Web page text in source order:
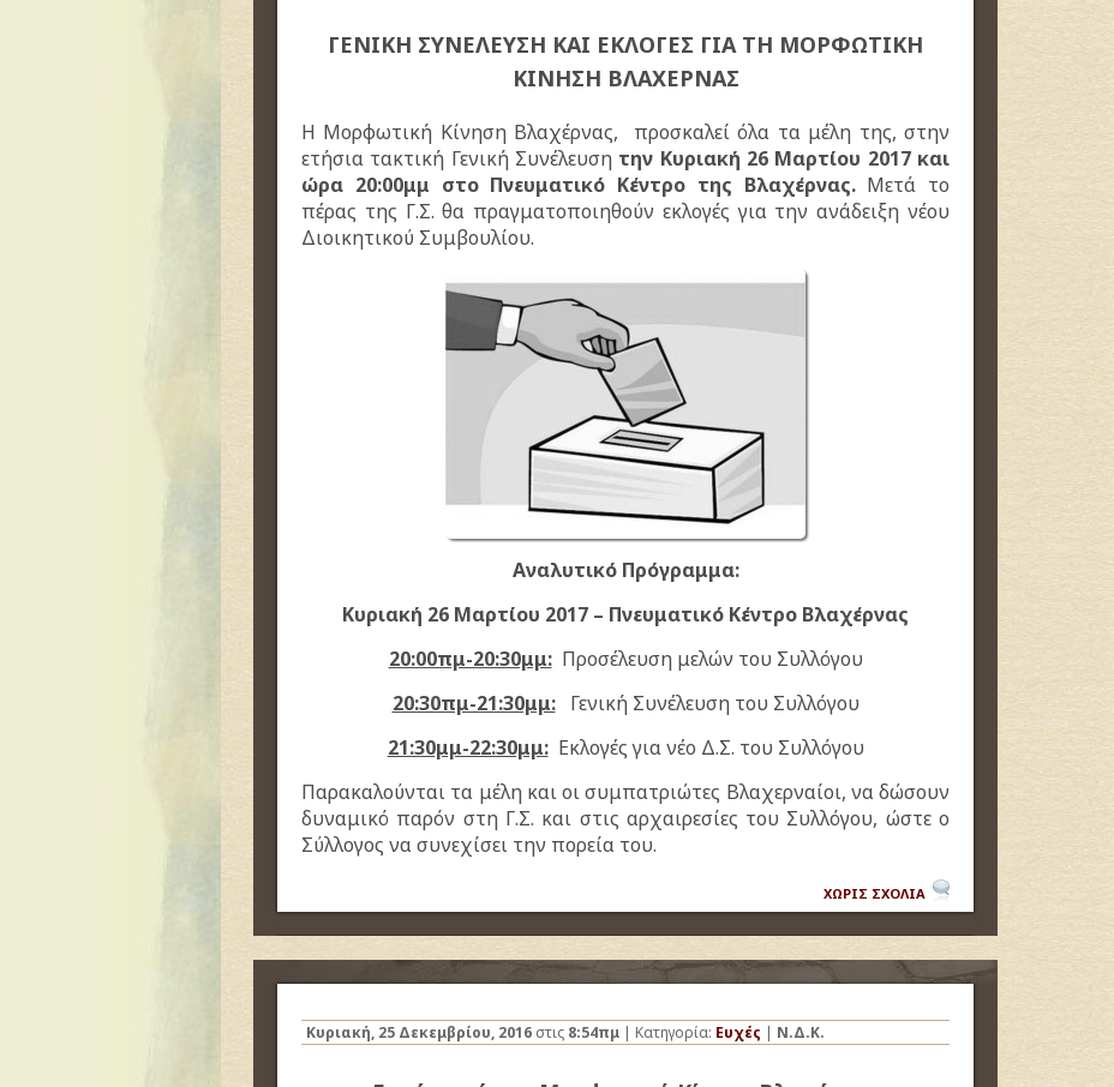
ΓΕΝΙΚΗ ΣΥΝΕΛΕΥΣΗ ΚΑΙ ΕΚΛΟΓΕΣ ΓΙΑ ΤΗ ΜΟΡΦΩΤΙΚΗ
ΚΙΝΗΣΗ ΒΛΑΧΕΡΝΑΣ
Η Μορφωτική Κίνηση Βλαχέρνας, προσκαλεί όλα τα μέλη της, στην
ετήσια τακτική Γενική Συνέλευση την Κυριακή 26 Μαρτίου 2017 και
ώρα 20:00μμ στο Πνευματικό Κέντρο της Βλαχέρνας.Μετά το
πέρας της Γ.Σ. θα πραγματοποιηθούν εκλογές για την ανάδειξη νέου
Διοικητικού Συμβουλίου.
Αναλυτικό Πρόγραμμα:
Κυριακή 26 Μαρτίου 2017 – Πνευματικό Κέντρο Βλαχέρνας
20:00πμ-20:30μμ:Προσέλευση μελών του Συλλόγου
20:30πμ-21:30μμ:Γενική Συνέλευση του Συλλόγου
21:30μμ-22:30μμ:Εκλογές για νέο Δ.Σ. του Συλλόγου
Παρακαλούνται τα μέλη και οι συμπατριώτες Βλαχερναίοι, να δώσουν
δυναμικό παρόν στη Γ.Σ. και στις αρχαιρεσίες του Συλλόγου, ώστε ο
Σύλλογος να συνεχίσει την πορεία του.
ΧΩΡΙΣ ΣΧΟΛΙΑ
Κυριακή, 25 Δεκεμβρίου, 2016 στις 8:54πμ | Κατηγορία: Ευχές | Ν.Δ.Κ.